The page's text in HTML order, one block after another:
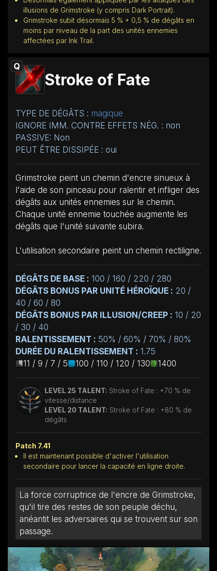
illusions de Grimstroke (y compris Dark Portrait).
Grimstroke subit désormais 5 % + 0,5 % de dégâts en
moins par niveau de la part des unités ennemies
affectées par Ink Trail.
Q
Stroke of Fate
TYPE DE DÉGÂTS : magique
IGNORE IMM. CONTRE EFFETS NÉG. : non
PASSIVE: Non
PEUT ÊTRE DISSIPÉE : oui
Grimstroke peint un chemin d'encre sinueux à
l'aide de son pinceau pour ralentir et infliger des
dégâts aux unités ennemies sur le chemin.
Chaque unité ennemie touchée augmente les
dégâts que l'unité suivante subira.
L'utilisation secondaire peint un chemin rectiligne.
DÉGÂTS DE BASE : 100 / 160 / 220 / 280
DÉGÂTS BONUS PAR UNITÉ HÉROÏQUE : 20 /
40 / 60 / 80
DÉGÂTS BONUS PAR ILLUSION/CREEP : 10 / 20
/ 30 / 40
RALENTISSEMENT : 50% / 60% / 70% / 80%
DURÉE DU RALENTISSEMENT : 1.75
11 / 9 / 7 / 5
100 / 110 / 120 / 130 1400
LEVEL 25 TALENT: Stroke of Fate : +70 % de
vitesse/distance
LEVEL 20 TALENT: Stroke of Fate : +80 % de
dégâts
Patch 7.41
Il est maintenant possible d'activer l'utilisation
secondaire pour lancer la capacité en ligne droite.
La force corruptrice de l'encre de Grimstroke,
qu'il tire des restes de son peuple déchu,
anéantit les adversaires qui se trouvent sur son
passage.